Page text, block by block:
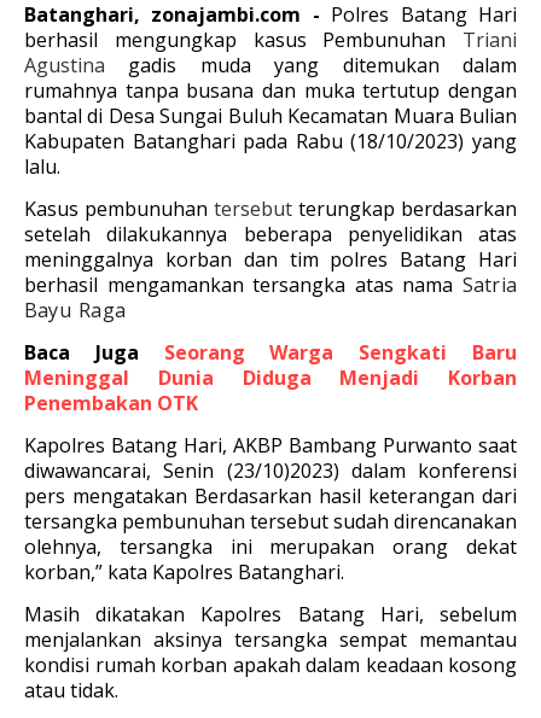
Batanghari, zonajambi.com - Polres Batang Hari
berhasil mengungkap kasus Pembunuhan Triani
Agustina gadis muda yang ditemukan dalam
rumahnya tanpa busana dan muka tertutup dengan
bantal di Desa Sungai Buluh Kecamatan Muara Bulian
Kabupaten Batanghari pada Rabu (18/10/2023) yang
lalu.
Kasus pembunuhan tersebut terungkap berdasarkan
setelah dilakukannya beberapa penyelidikan atas
meninggalnya korban dan tim polres Batang Hari
berhasil mengamankan tersangka atas nama Satria
Bayu Raga
Baca Juga Seorang Warga Sengkati Baru
Meninggal Dunia Diduga Menjadi Korban
Penembakan OTK
Kapolres Batang Hari, AKBP Bambang Purwanto saat
diwawancarai, Senin (23/10)2023) dalam konferensi
pers mengatakan Berdasarkan hasil keterangan dari
tersangka pembunuhan tersebut sudah direncanakan
olehnya, tersangka ini merupakan orang dekat
korban,” kata Kapolres Batanghari.
Masih dikatakan Kapolres Batang Hari, sebelum
menjalankan aksinya tersangka sempat memantau
kondisi rumah korban apakah dalam keadaan kosong
atau tidak.